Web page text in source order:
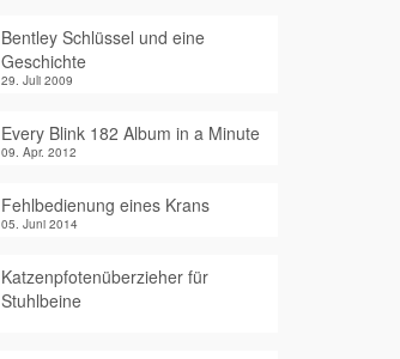
Bentley Schlüssel und eine
Geschichte
29. Juli 2009
Every Blink 182 Album in a Minute
09. Apr. 2012
Fehlbedienung eines Krans
05. Juni 2014
Katzenpfotenüberzieher für
Stuhlbeine